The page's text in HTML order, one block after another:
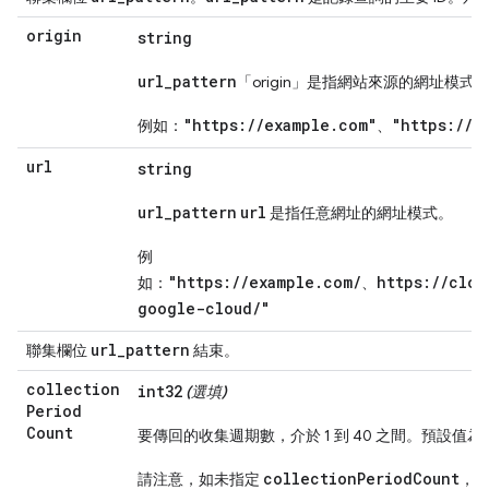
origin string
url_pattern 「origin」是指網站來源的網址模式。
例如： "https://example.com"、
"https://
url
string
url_pattern url 是指任意網址的網址模式。
例
如： "https://example.com/、 https://
google-cloud/"
聯集欄位 url_pattern 結束。
collection
Period
Count
int32 (選填)
要傳回的收集週期數，介於 1 到 40 之間。預設值為
請注意，如未指定 collectionPeriodCount ，